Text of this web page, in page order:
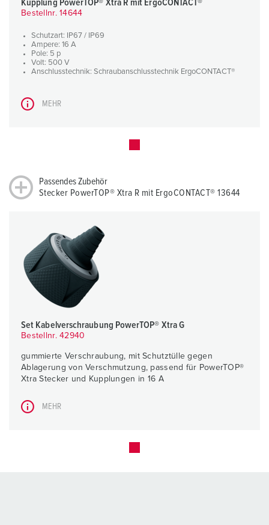
Kupplung PowerTOP® Xtra R mit ErgoCONTACT®
Bestellnr. 14644
Schutzart: IP67 / IP69
Ampere: 16 A
Pole: 5 p
Volt: 500 V
Anschlusstechnik: Schraubanschlusstechnik ErgoCONTACT®
MEHR
Passendes Zubehör
Stecker PowerTOP® Xtra R mit ErgoCONTACT® 13644
Set Kabelverschraubung PowerTOP® Xtra G
Bestellnr. 42940
gummierte Verschraubung, mit Schutztülle gegen
Ablagerung von Verschmutzung, passend für PowerTOP®
Xtra Stecker und Kupplungen in 16 A
MEHR